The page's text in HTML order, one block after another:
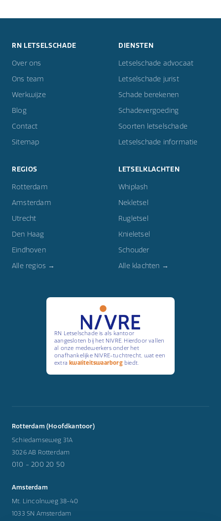
RN LETSELSCHADE
Over ons
Ons team
Werkwijze
Blog
Contact
Sitemap
DIENSTEN
Letselschade advocaat
Letselschade jurist
Schade berekenen
Schadevergoeding
Soorten letselschade
Letselschade informatie
REGIOS
Rotterdam
Amsterdam
Utrecht
Den Haag
Eindhoven
Alle regios →
LETSELKLACHTEN
Whiplash
Nekletsel
Rugletsel
Knieletsel
Schouder
Alle klachten →
RN Letselschade is als kantoor
aangesloten bij het NIVRE. Hierdoor vallen
al onze medewerkers onder het
onafhankelijke NIVRE-tuchtrecht, wat een
extrakwaliteitswaarborgbiedt.
Rotterdam (Hoofdkantoor)
Schiedamseweg 31A
3026 AB Rotterdam
010 - 200 20 50
Amsterdam
Mt. Lincolnweg 38-40
1033 SN Amsterdam